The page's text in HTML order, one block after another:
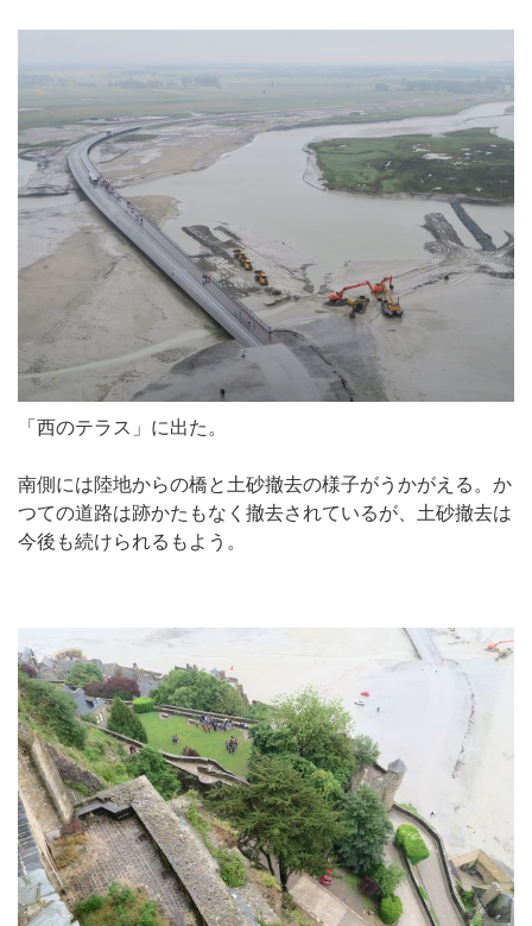
「西のテラス」に出た。
南側には陸地からの橋と土砂撤去の様子がうかがえる。か
つての道路は跡かたもなく撤去されているが、土砂撤去は
今後も続けられるもよう。